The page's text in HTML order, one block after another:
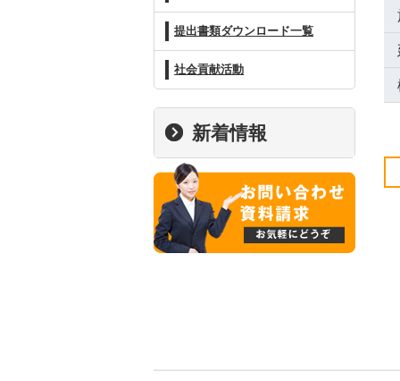
提出書類ダウンロード一覧
社会貢献活動
新着情報